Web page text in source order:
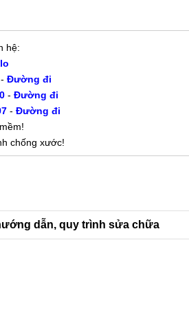
hệ:
- Đường đi
- Đường đi
- Đường đi
chống xước!
dẫn, quy trình sửa chữa